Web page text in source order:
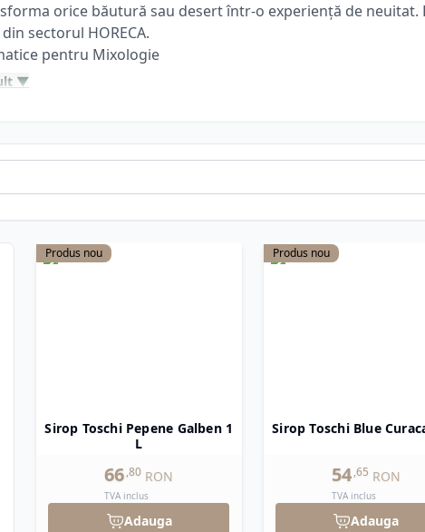
orice băutură sau desert într-o experiență de
sectorul HORECA.
pentru Mixologie
Toschi
Siropuri intense deCăpșuni, Pepene RoșusauMenta,
Glazuri Premium
se remarcă prin consistența lor bogată și gustul
InclusivTopping-ul Crocant de Ciocolată MyCrocc
,
▼
Produs nou
Sirop Toschi Pepene Galben 1
L
66,80 RON
TVA inclus
Adauga
Produs nou
Sirop Toschi Blue
54,65 RON
TVA inclus
Adauga